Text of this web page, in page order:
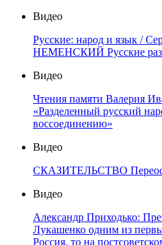
Видео
Русские: народ и язык /
НЕМЕНСКИЙ Русские
Видео
Чтения памяти Валерия
«Разделенный русский
воссоединению»
Видео
СКАЗИТЕЛЬСТВО
Видео
Александр Приходько:
Лукашенко одним из
Россия, то на